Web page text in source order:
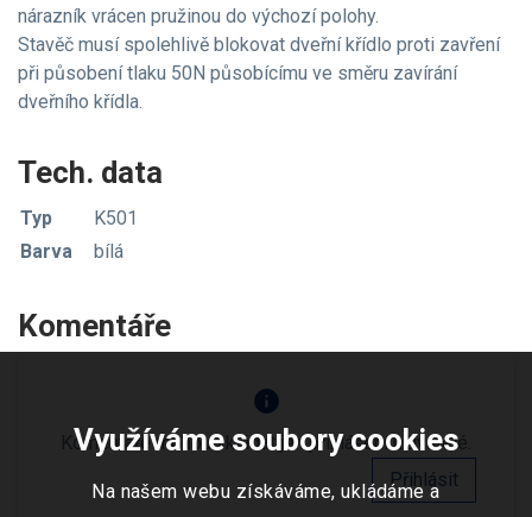
nárazník vrácen pružinou do výchozí polohy.
Stavěč musí spolehlivě blokovat dveřní křídlo proti zavření
při působení tlaku 50N působícímu ve směru zavírání
dveřního křídla.
Tech. data
Typ
K501
Barva
bílá
Komentáře
info
Komentáře mohou vkládat jen přihlášení uživatelé.
Přihlásit
Využíváme soubory cookies
Na našem webu získáváme, ukládáme a